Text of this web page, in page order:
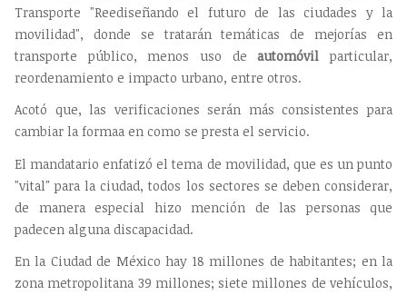
Transporte "Reediseñando el futuro de las ciudades y la
movilidad", donde se tratarán temáticas de mejorías en
transporte público, menos uso deautomóvil particular,
reordenamiento e impacto urbano, entre otros.
Acotó que, las verificaciones serán más consistentes para
cambiar la formaa en como se presta el servicio.
El mandatario enfatizó el tema de movilidad, que es un punto
"vital" para la ciudad, todos los sectores se deben considerar,
de manera especial hizo mención de las personas que
padecen alguna discapacidad.
En la Ciudad de México hay 18 millones de habitantes; en la
zona metropolitana 39 millones; siete millones de vehículos,